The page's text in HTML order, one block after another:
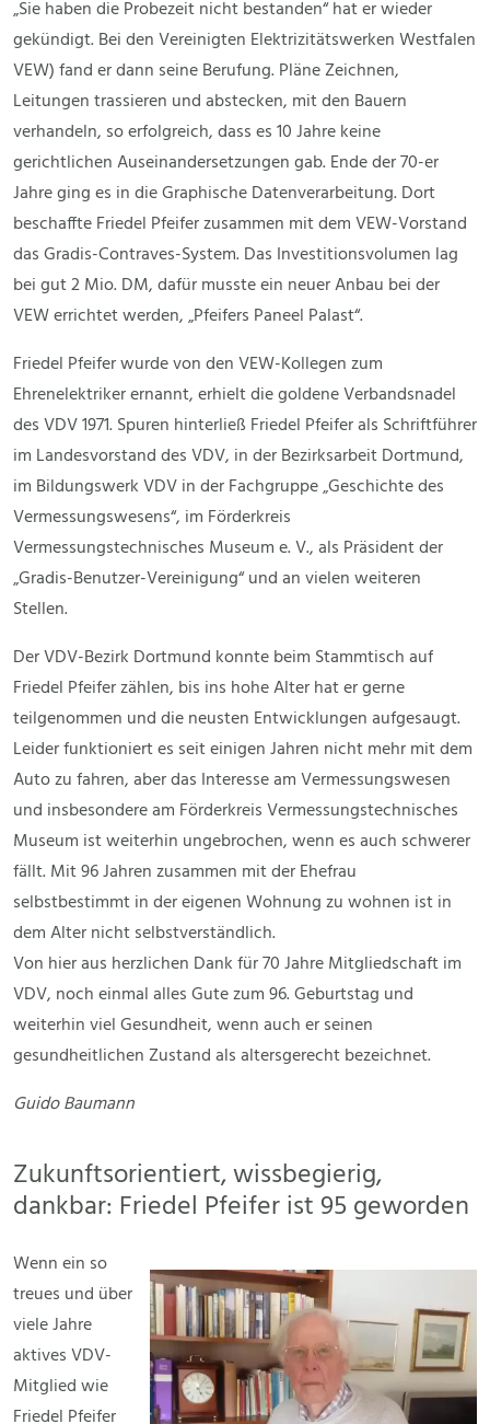
„Sie haben die Probezeit nicht bestanden“ hat er wieder
gekündigt. Bei den Vereinigten Elektrizitätswerken Westfalen
VEW) fand er dann seine Berufung. Pläne Zeichnen,
Leitungen trassieren und abstecken, mit den Bauern
verhandeln, so erfolgreich, dass es 10 Jahre keine
gerichtlichen Auseinandersetzungen gab. Ende der 70-er
Jahre ging es in die Graphische Datenverarbeitung. Dort
beschaffte Friedel Pfeifer zusammen mit dem VEW-Vorstand
das Gradis-Contraves-System. Das Investitionsvolumen lag
bei gut 2 Mio. DM, dafür musste ein neuer Anbau bei der
VEW errichtet werden, „Pfeifers Paneel Palast“.
Friedel Pfeifer wurde von den VEW-Kollegen zum
Ehrenelektriker ernannt, erhielt die goldene Verbandsnadel
des VDV 1971. Spuren hinterließ Friedel Pfeifer als Schriftführer
im Landesvorstand des VDV, in der Bezirksarbeit Dortmund,
im Bildungswerk VDV in der Fachgruppe „Geschichte des
Vermessungswesens“, im Förderkreis
Vermessungstechnisches Museum e. V., als Präsident der
„Gradis-Benutzer-Vereinigung“ und an vielen weiteren
Stellen.
Der VDV-Bezirk Dortmund konnte beim Stammtisch auf
Friedel Pfeifer zählen, bis ins hohe Alter hat er gerne
teilgenommen und die neusten Entwicklungen aufgesaugt.
Leider funktioniert es seit einigen Jahren nicht mehr mit dem
Auto zu fahren, aber das Interesse am Vermessungswesen
und insbesondere am Förderkreis Vermessungstechnisches
Museum ist weiterhin ungebrochen, wenn es auch schwerer
fällt. Mit 96 Jahren zusammen mit der Ehefrau
selbstbestimmt in der eigenen Wohnung zu wohnen ist in
dem Alter nicht selbstverständlich.
Von hier aus herzlichen Dank für 70 Jahre Mitgliedschaft im
VDV, noch einmal alles Gute zum 96. Geburtstag und
weiterhin viel Gesundheit, wenn auch er seinen
gesundheitlichen Zustand als altersgerecht bezeichnet.
Guido Baumann
Zukunftsorientiert, wissbegierig,
dankbar: Friedel Pfeifer ist 95 geworden
Wenn ein so
treues und über
viele Jahre
aktives VDV-
Mitglied wie
Friedel Pfeifer